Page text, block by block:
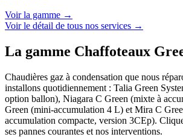
Voir la gamme →
Voir le détail de tous nos services →
La gamme Chaffoteaux
Chaudières gaz à condensation que nous
installons quotidiennement : Talia Green
option ballon), Niagara C Green (mixte à
Green (mini-accumulation 4 L) et Mira C
accumulation compacte, version 3CEp).
ses pannes courantes et nos interventions.